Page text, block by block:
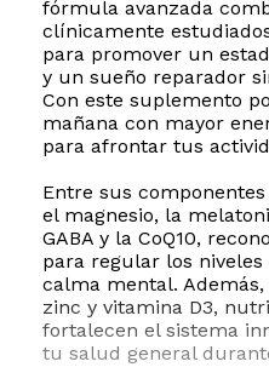
fórmula avanzada
clínicamente
para promover un
y un sueño reparador
Con este suplemento
mañana con mayor
para afrontar tus
Entre sus
el magnesio, la
GABA y la CoQ10,
para regular los
calma mental.
zinc y vitamina D3,
fortalecen el sistema
tu salud general